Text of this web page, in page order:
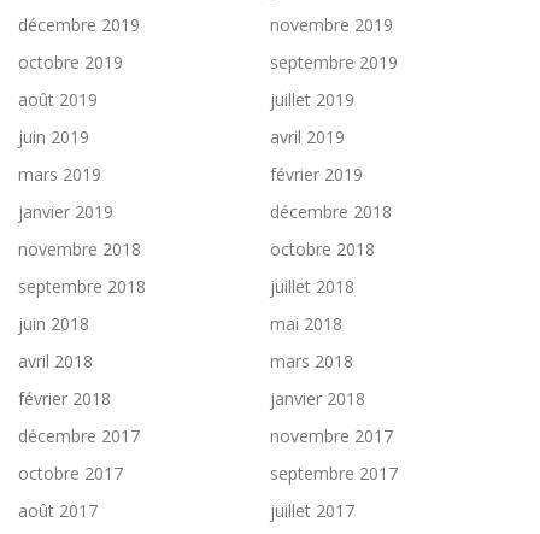
décembre 2019
novembre 2019
octobre 2019
septembre 2019
août 2019
juillet 2019
juin 2019
avril 2019
mars 2019
février 2019
janvier 2019
décembre 2018
novembre 2018
octobre 2018
septembre 2018
juillet 2018
juin 2018
mai 2018
avril 2018
mars 2018
février 2018
janvier 2018
décembre 2017
novembre 2017
octobre 2017
septembre 2017
août 2017
juillet 2017